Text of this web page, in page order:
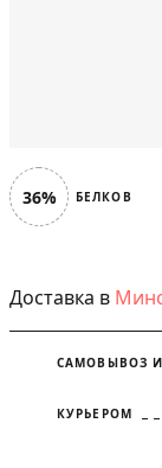
36% БЕЛКОВ
Доставка в
САМОВЫВОЗ
КУРЬЕРОМ